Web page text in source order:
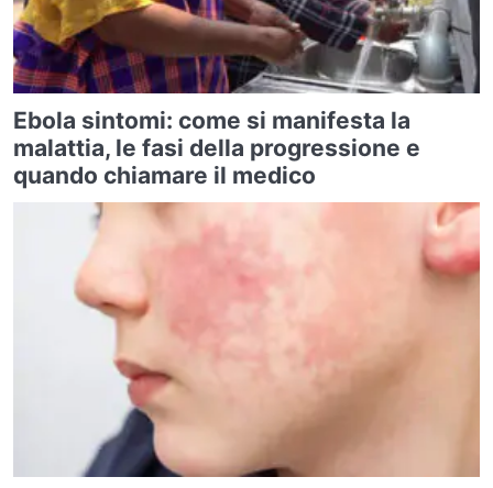
Ebola sintomi: come si manifesta la
malattia, le fasi della progressione e
quando chiamare il medico